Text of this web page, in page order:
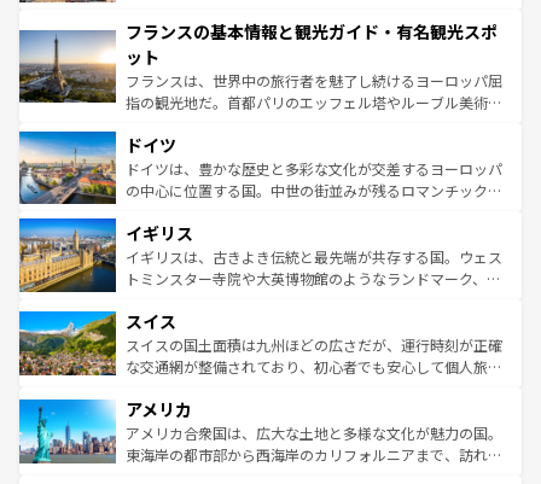
ませてくれるイタリアで、忘れられない旅をしてみよう！
なお、新着のイタリア情報は
しい。
文化が根付くこの国では、情熱的なフラメンコ、熱気あふ
れる闘牛、そして美味しいタパスが生活の一部となってい
る。首都マドリードの洗練された雰囲気や、バルセロナの
アートに溢れた街角から、地方では古代ローマ遺跡や中世
せる。地方によって風土や気候が異なるスペインはその個
性で訪れる人を魅了する。 なお、新着のスペイン情報は コ
ンテンツ一覧を参照してほしい。
フランスの基本情報と観光ガイド・有名観光スポ
ット
フランスは、世界中の旅行者を魅了し続けるヨーロッパ屈
指の観光地だ。首都パリのエッフェル塔やルーブル美術館
で、幅広い魅力が詰まっている。華麗な宮殿、歴史的な大
聖堂、美しいビーチ、そして豊かな自然が、訪れる者を心
から魅了する。また、フランスは美食の国としても知ら
いる。シャンパンの発祥地であるランス、プロヴァンスの
香り高いラベンダー畑など、多彩な楽しみ方が可能だ。さ
らに、パリ以外の地域にも魅力が溢れており、どの街角に
れる地方に足を運ぶとそれぞれで全く異なる文化を体験で
きるだろう。 なお、新着のフランス情報はコンテンツ一覧
を参照してほしい。
ドイツ
ドイツは、豊かな歴史と多彩な文化が交差するヨーロッパ
の中心に位置する国。中世の街並みが残るロマンチック街
顔を持つこの国は、どこを歩いても飽きることがない。ベ
ルリンの文化的活気、バイエルン州のアルプスの絶景、そ
してライン川沿いのワイン畑といった風景は必見。ビール
は、お酒好きな人にはぜひ体験してほしい。 なお、新着の
ドイツ情報はコンテンツ一覧を参照してほしい。
イギリス
イギリスは、古きよき伝統と最先端が共存する国。ウェス
トミンスター寺院や大英博物館のようなランドマーク、歴
リアごとに異なる魅力がある。また、優雅なアフタヌーン
ティー、ビール好きにはたまらない英国パブ、サッカー観
戦など、本場だからこそできる体験も豊富。イギリスを旅
ンツ一覧を参照してほしい。
スイス
スイスの国土面積は九州ほどの広さだが、運行時刻が正確
な交通網が整備されており、初心者でも安心して個人旅行
の建物がそのまま残る町や、スイスならではのユニークな
博物館もあり、アルプス観光だけでなく町歩きも満喫する
ことができる。国民の所得が高いため物価も高いが、旅行
アメリカ
アメリカ合衆国は、広大な土地と多様な文化が魅力の国。
東海岸の都市部から西海岸のカリフォルニアまで、訪れる